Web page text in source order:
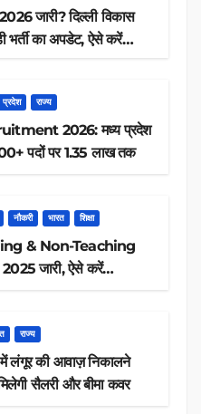
जारी? दिल्ली विकास
भर्ती का अपडेट, ऐसे करें
प्रदेश राज्य
2026: मध्य प्रदेश
पदों पर 1.35 लाख तक
नौकरी भारत शिक्षा
& Non-Teaching
जारी, ऐसे करें
राज्य
में लंगूर की आवाज़ निकालने
मिलेगी सैलरी और बीमा कवर